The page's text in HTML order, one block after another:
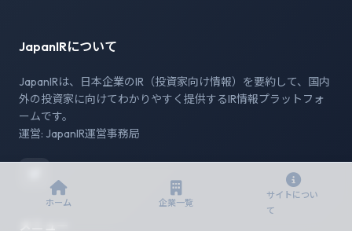
JapanIRについて
JapanIRは、日本企業のIR（投資家向け情報）を要約して、国内
外の投資家に向けてわかりやすく提供するIR情報プラットフォ
ームです。
運営: JapanIR運営事務局
メニュー
ホーム 企業一覧
サイトについ
て